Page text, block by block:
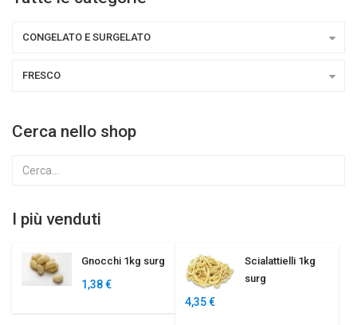
CONGELATO E SURGELATO
FRESCO
Cerca nello shop
I più venduti
Gnocchi 1kg surg
1,38 €
Scialattielli 1kg
surg
4,35 €